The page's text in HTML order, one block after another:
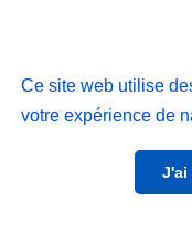
Ce site web utilise
votre expérience de
J'ai